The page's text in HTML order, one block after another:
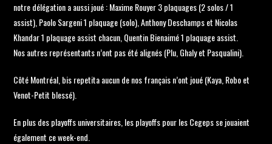
notre délégation a aussi joué : Maxime Rouyer 3 plaquages (2 solos / 1
assist), Paolo Sargeni 1 plaquage (solo), Anthony Deschamps et Nicolas
Khandar 1 plaquage assist chacun, Quentin Bienaimé 1 plaquage assist.
Nos autres représentants n’ont pas été alignés (Plu, Ghaly et Pasqualini).
Côté Montréal, bis repetita aucun de nos français n’ont joué (Kaya, Robo et
Venot-Petit blessé).
En plus des playoffs universitaires, les playoffs pour les Cegeps se jouaient
également ce week-end.